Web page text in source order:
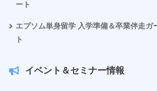
ート
エプソム単身留学 入学準備＆卒業伴走ガ
ト
イベント＆セミナー情報